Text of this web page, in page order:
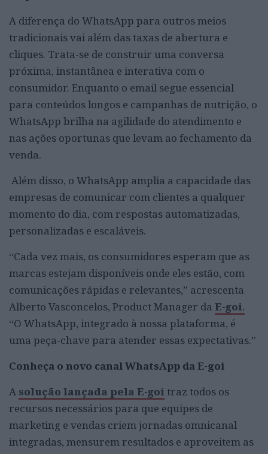
A diferença do WhatsApp para outros meios
tradicionais vai além das taxas de abertura e
cliques. Trata-se de construir uma conversa
próxima, instantânea e interativa com o
consumidor. Enquanto o email segue essencial
para conteúdos longos e campanhas de nutrição, o
WhatsApp brilha na agilidade do atendimento e
nas ações oportunas que levam ao fechamento da
venda.
Além disso, o WhatsApp amplia a capacidade das
empresas de comunicar com clientes a qualquer
momento do dia, com respostas automatizadas,
personalizadas e escaláveis.
“Cada vez mais, os consumidores esperam que as
marcas estejam disponíveis onde eles estão, com
comunicações rápidas e relevantes,” acrescenta
Alberto Vasconcelos, Product Manager da E-goi.
“O WhatsApp, integrado à nossa plataforma, é
uma peça-chave para atender essas expectativas.”
Conheça o novo canal WhatsApp da E-goi
A solução lançada pela E-goi traz todos os
recursos necessários para que equipes de
marketing e vendas criem jornadas omnicanal
integradas, mensurem resultados e aproveitem as